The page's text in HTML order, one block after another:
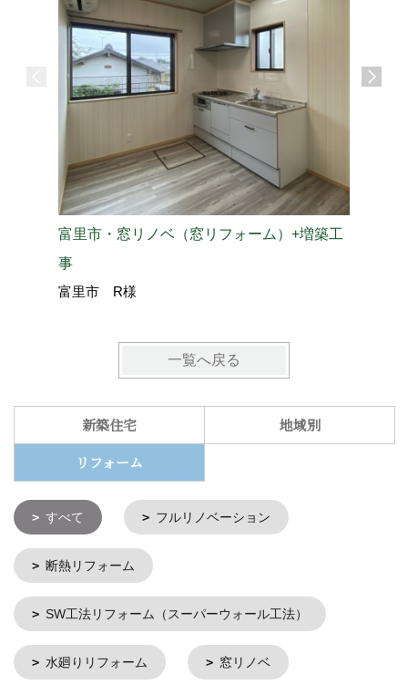
富里市・窓リノベ（窓リフォーム）+増築工
事
富里市 R様
一覧へ戻る
新築住宅
地域別
リフォーム
すべて フルリノベーション
断熱リフォーム
SW工法リフォーム（スーパーウォール工法）
水廻りリフォーム 窓リノベ